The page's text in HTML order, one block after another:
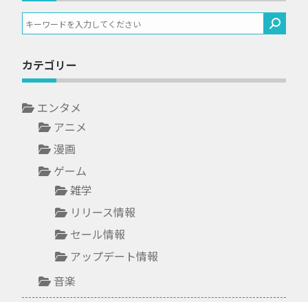
カテゴリー
エンタメ
アニメ
漫画
ゲーム
雑学
リリース情報
セール情報
アップデート情報
音楽